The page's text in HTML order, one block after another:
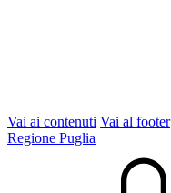
Vai ai contenuti Vai al footer
Regione Puglia